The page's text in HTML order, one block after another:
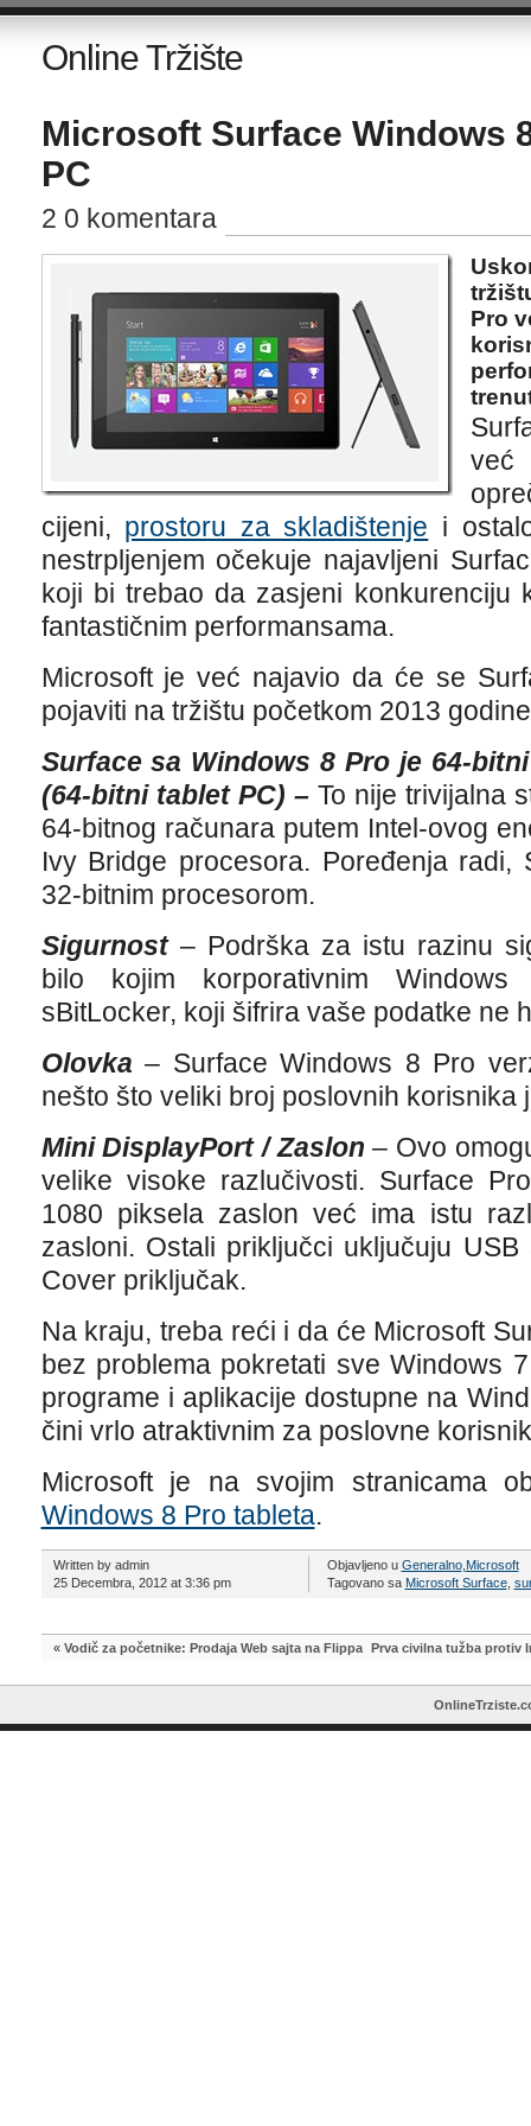
Online Tržište
Microsoft Surface Windows
PC
2 0 komentara
Pro
već
cijeni, prostoru za skladištenje i
nestrpljenjem očekuje najavljeni
koji bi trebao da zasjeni konkurenciju
fantastičnim performansama.
Microsoft je već najavio da će se
pojaviti na tržištu početkom 2013
Surface sa Windows 8 Pro je 64-
(64-bitni tablet PC) –To nije trivijalna
64-bitnog računara putem Intel-ovog
Ivy Bridge procesora. Poređenja
32-bitnim procesorom.
Sigurnost– Podrška za istu razinu
bilo kojim korporativnim
sBitLocker, koji šifrira vaše podatke ne
Olovka – Surface Windows 8 Pro
nešto što veliki broj poslovnih korisnika
Mini DisplayPort / Zaslon – Ovo
velike visoke razlučivosti. Surface
1080 piksela zaslon već ima istu
zasloni. Ostali priključci uključuju
Cover priključak.
Na kraju, treba reći i da će Microsoft
bez problema pokretati sve Windows
programe i aplikacije dostupne na
čini vrlo atraktivnim za poslovne
Microsoft je na svojim stranicama
Windows 8 Pro tableta.
Written by admin
25 Decembra, 2012 at 3:36 pm
Objavljeno u Generalno, Microsoft
Tagovano sa Microsoft Surface,
« Vodič za početnike: Prodaja Web sajta na Flippa Prva civilna tužba protiv